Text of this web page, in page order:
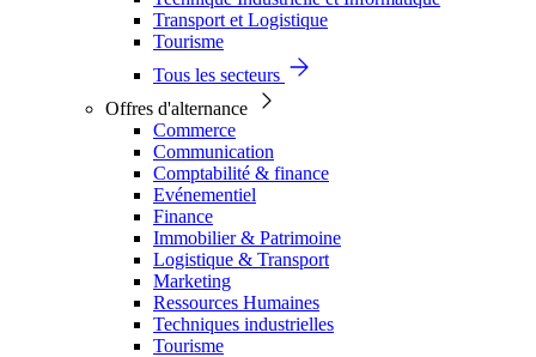
Transport et Logistique
Tourisme
Tous les secteurs
Offres d'alternance
Commerce
Communication
Comptabilité & finance
Evénementiel
Finance
Immobilier & Patrimoine
Logistique & Transport
Marketing
Ressources Humaines
Techniques industrielles
Tourisme